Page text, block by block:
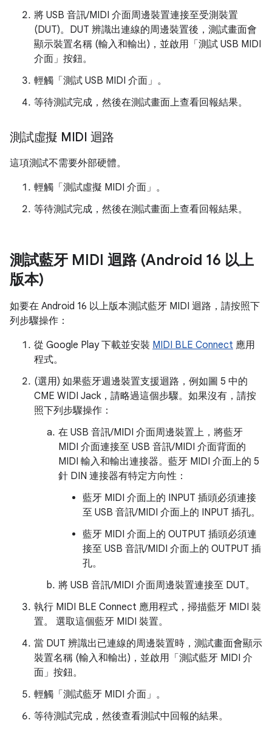
將 USB 音訊/MIDI 介面周邊裝置連接至受測裝置
(DUT)。DUT 辨識出連線的周邊裝置後，測試畫面會
顯示裝置名稱 (輸入和輸出)，並啟用「測試 USB MIDI
介面」 按鈕。
輕觸「測試 USB MIDI 介面」 。
等待測試完成，然後在測試畫面上查看回報結果。
測試虛擬 MIDI 迴路
這項測試不需要外部硬體。
輕觸「測試虛擬 MIDI 介面」 。
等待測試完成，然後在測試畫面上查看回報結果。
測試藍牙 MIDI 迴路 (Android 16 以上
版本)
如要在 Android 16 以上版本測試藍牙 MIDI 迴路，請按照下
列步驟操作：
從 Google Play 下載並安裝 MIDI BLE Connect 應用
程式。
(選用) 如果藍牙週邊裝置支援迴路，例如圖 5 中的
CME WIDI Jack，請略過這個步驟。如果沒有，請按
照下列步驟操作：
在 USB 音訊/MIDI 介面周邊裝置上，將藍牙
MIDI 介面連接至 USB 音訊/MIDI 介面背面的
MIDI 輸入和輸出連接器。藍牙 MIDI 介面上的 5
針 DIN 連接器有特定方向性：
藍牙 MIDI 介面上的 INPUT 插頭必須連接
至 USB 音訊/MIDI 介面上的 INPUT 插孔。
藍牙 MIDI 介面上的 OUTPUT 插頭必須連
接至 USB 音訊/MIDI 介面上的 OUTPUT 插
孔。
將 USB 音訊/MIDI 介面周邊裝置連接至 DUT。
執行 MIDI BLE Connect 應用程式，掃描藍牙 MIDI 裝
置。 選取這個藍牙 MIDI 裝置。
當 DUT 辨識出已連線的周邊裝置時，測試畫面會顯示
裝置名稱 (輸入和輸出)，並啟用「測試藍牙 MIDI 介
面」 按鈕。
輕觸「測試藍牙 MIDI 介面」 。
等待測試完成，然後查看測試中回報的結果。